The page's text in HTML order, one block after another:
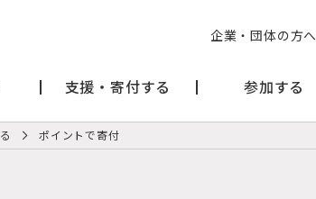
企業・団体の方へ
支援・寄付する 参加する
ポイントで寄付